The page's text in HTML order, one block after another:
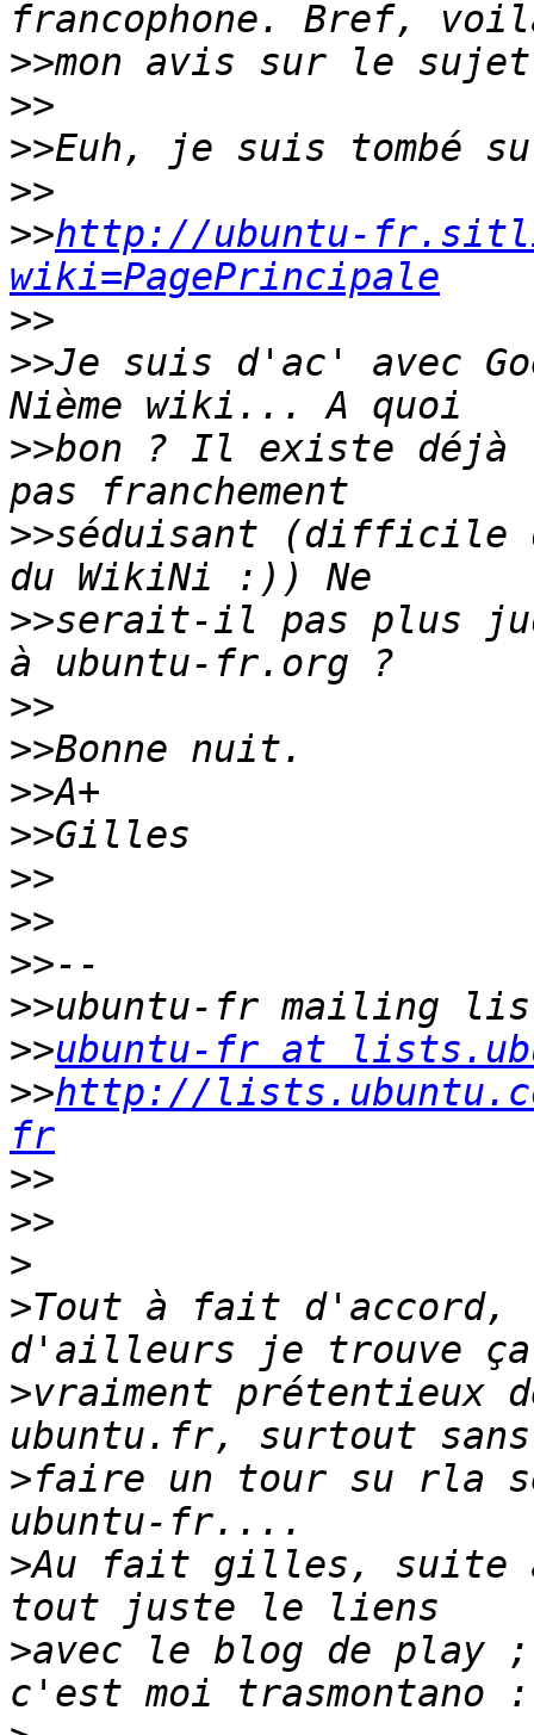
>>
>>
>>
>>
>>http://ubuntu-
wiki=PagePrincipale
>>
>>Je suis d'ac' avec
>>bon ? Il existe
>>séduisant (difficile
>>serait-il pas plus
>>
>>
>>
>>
>>
>>
>>
>>
>>ubuntu-fr at
>>http://
fr
>>
>>
>
>Tout à fait d'accord,
>vraiment prétentieux
>faire un tour su rla
>Au fait gilles, suite
>avec le blog de